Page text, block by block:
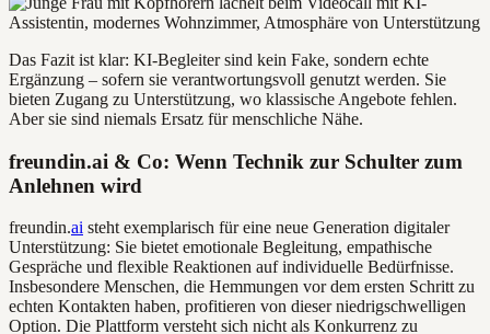
Das Fazit ist klar: KI-Begleiter sind kein Fake, sondern echte
Ergänzung – sofern sie verantwortungsvoll genutzt werden. Sie
bieten Zugang zu Unterstützung, wo klassische Angebote fehlen.
Aber sie sind niemals Ersatz für menschliche Nähe.
freundin.ai & Co: Wenn Technik zur Schulter zum
Anlehnen wird
freundin.ai steht exemplarisch für eine neue Generation digitaler
Unterstützung: Sie bietet emotionale Begleitung, empathische
Gespräche und flexible Reaktionen auf individuelle Bedürfnisse.
Insbesondere Menschen, die Hemmungen vor dem ersten Schritt zu
echten Kontakten haben, profitieren von dieser niedrigschwelligen
Option. Die Plattform versteht sich nicht als Konkurrenz zu